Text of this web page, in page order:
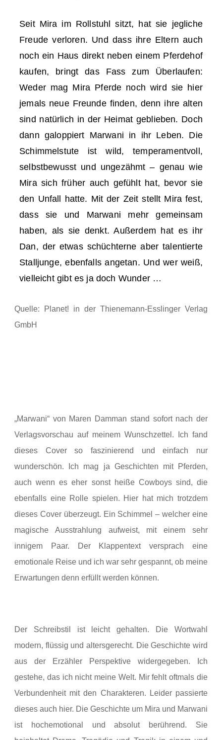
Seit Mira im Rollstuhl sitzt, hat sie jegliche
Freude verloren. Und dass ihre Eltern auch
noch ein Haus direkt neben einem Pferdehof
kaufen, bringt das Fass zum Überlaufen:
Weder mag Mira Pferde noch wird sie hier
jemals neue Freunde finden, denn ihre alten
sind natürlich in der Heimat geblieben. Doch
dann galoppiert Marwani in ihr Leben. Die
Schimmelstute ist wild, temperamentvoll,
selbstbewusst und ungezähmt – genau wie
Mira sich früher auch gefühlt hat, bevor sie
den Unfall hatte. Mit der Zeit stellt Mira fest,
dass sie und Marwani mehr gemeinsam
haben, als sie denkt. Außerdem hat es ihr
Dan, der etwas schüchterne aber talentierte
Stalljunge, ebenfalls angetan. Und wer weiß,
vielleicht gibt es ja doch Wunder …
Quelle: Planet! in der Thienemann-Esslinger Verlag
GmbH
„Marwani“ von Maren Damman stand sofort nach der
Verlagsvorschau auf meinem Wunschzettel. Ich fand
dieses Cover so faszinierend und einfach nur
wunderschön. Ich mag ja Geschichten mit Pferden,
auch wenn es eher sonst heiße Cowboys sind, die
ebenfalls eine Rolle spielen. Hier hat mich trotzdem
dieses Cover überzeugt. Ein Schimmel – welcher eine
magische Ausstrahlung aufweist, mit einem sehr
innigem Paar. Der Klappentext versprach eine
emotionale Reise und ich war sehr gespannt, ob meine
Erwartungen denn erfüllt werden können.
Der Schreibstil ist leicht gehalten. Die Wortwahl
modern, flüssig und altersgerecht. Die Geschichte wird
aus der Erzähler Perspektive widergegeben. Ich
gestehe, das ich nicht meine Welt. Mir fehlt oftmals die
Verbundenheit mit den Charakteren. Leider passierte
dieses auch hier. Die Geschichte um Mira und Marwani
ist hochemotional und absolut berührend. Sie